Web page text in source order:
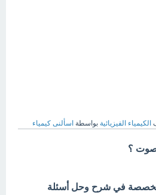
الكيمياء الفيزيائية بواسطة اسألنى كيمياء
؟
في شرح وحل أسئلة